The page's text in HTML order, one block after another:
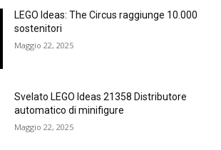
LEGO Ideas: The Circus raggiunge 10.000
sostenitori
Maggio 22, 2025
Svelato LEGO Ideas 21358 Distributore
automatico di minifigure
Maggio 22, 2025